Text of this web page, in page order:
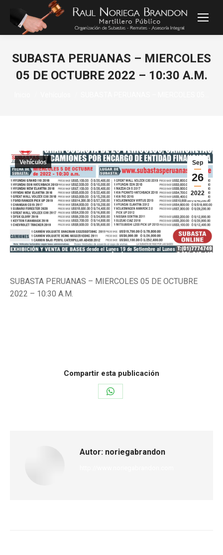
SUBASTA PERUANAS – MIERCOLES
05 DE OCTUBRE 2022 – 10:30 A.M.
Sep
26
2022
Vehículos
SUBASTA PERUANAS – MIERCOLES 05 DE OCTUBRE
2022 – 10:30 A.M.
Compartir esta publicación
Autor: noriegabrandon